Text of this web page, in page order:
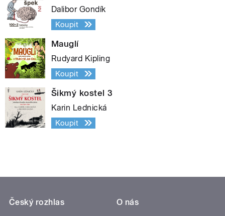
Dalibor Gondík
Koupit
Mauglí
Rudyard Kipling
Koupit
Šikmý kostel 3
Karin Lednická
Koupit
Český rozhlas
O nás